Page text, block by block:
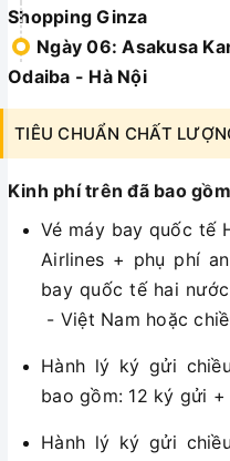
Shopping Ginza
Ngày 06: Asakusa
Odaiba - Hà Nội
TIÊU CHUẨN CHẤT
Kinh phí trên đã bao
Vé máy bay quốc tế
Airlines + phụ phí
bay quốc tế hai
- Việt Nam hoặc
Hành lý ký gửi
bao gồm: 12 ký gửi
Hành lý ký gửi